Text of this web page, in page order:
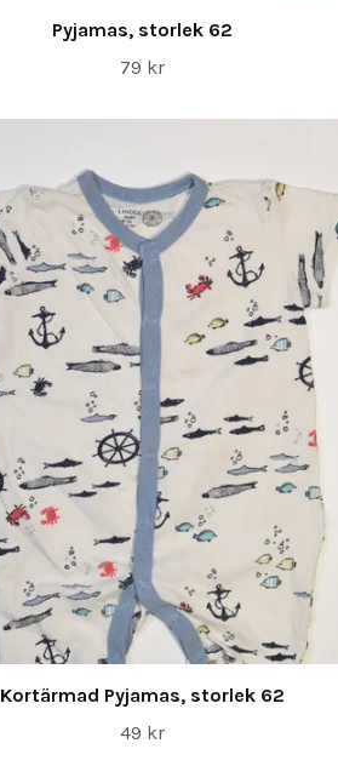
Pyjamas, storlek 62
79 kr
Kortärmad Pyjamas, storlek 62
49 kr